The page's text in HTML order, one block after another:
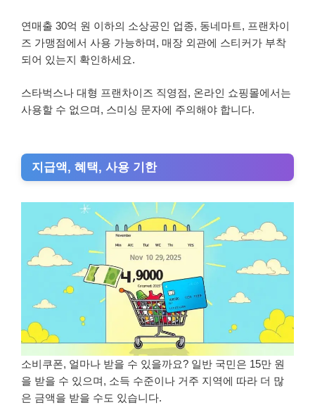
연매출 30억 원 이하의 소상공인 업종, 동네마트, 프랜차이
즈 가맹점에서 사용 가능하며, 매장 외관에 스티커가 부착
되어 있는지 확인하세요.
스타벅스나 대형 프랜차이즈 직영점, 온라인 쇼핑몰에서는
사용할 수 없으며, 스미싱 문자에 주의해야 합니다.
지급액, 혜택, 사용 기한
소비쿠폰, 얼마나 받을 수 있을까요? 일반 국민은 15만 원
을 받을 수 있으며, 소득 수준이나 거주 지역에 따라 더 많
은 금액을 받을 수도 있습니다.